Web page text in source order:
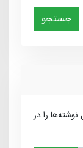
جستجو
را در